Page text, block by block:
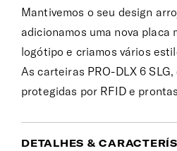
Mantivemos o seu design
adicionamos uma nova placa
logótipo e criamos vários
As carteiras PRO-DLX 6
protegidas por RFID e
DETALHES &